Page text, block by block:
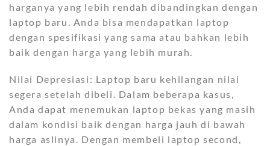
harganya yang lebih rendah dibandingkan dengan
laptop baru. Anda bisa mendapatkan laptop
dengan spesifikasi yang sama atau bahkan lebih
baik dengan harga yang lebih murah.
Nilai Depresiasi: Laptop baru kehilangan nilai
segera setelah dibeli. Dalam beberapa kasus,
Anda dapat menemukan laptop bekas yang masih
dalam kondisi baik dengan harga jauh di bawah
harga aslinya. Dengan membeli laptop second,